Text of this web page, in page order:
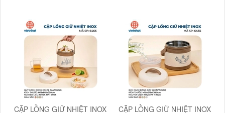
CẶP LỒNG GIỮ NHIỆT INOX
CẶP LỒNG GIỮ NHIỆT INOX